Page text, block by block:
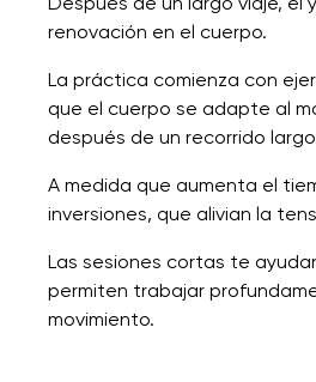
renovación en el cuerpo.
La práctica comienza con
que el cuerpo se adapte al
después de un recorrido
A medida que aumenta el
inversiones, que alivian la
Las sesiones cortas te
permiten trabajar
movimiento.